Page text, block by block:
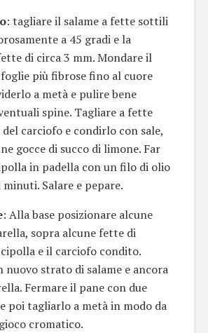
: tagliare il salame a fette sottili
a 45 gradi e la
di circa 3 mm. Mondare il
più fibrose fino al cuore
a metà e pulire bene
spine. Tagliare a fette
carciofo e condirlo con sale,
gocce di succo di limone. Far
in padella con un filo di olio
Salare e pepare.
: Alla base posizionare alcune
sopra alcune fette di
e il carciofo condito.
nuovo strato di salame e ancora
Fermare il pane con due
poi tagliarlo a metà in modo da
cromatico.